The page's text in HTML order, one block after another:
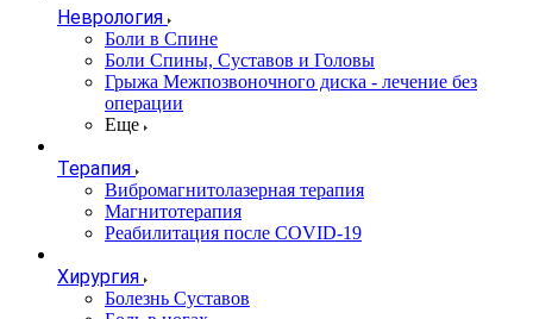
Неврология
Боли в Cпине
Боли Спины, Суставов и Головы
Грыжа Межпозвоночного диска - лечение без
операции
Еще
Терапия
Вибромагнитолазерная терапия
Магнитотерапия
Реабилитация после COVID-19
Хирургия
Болезнь Суставов